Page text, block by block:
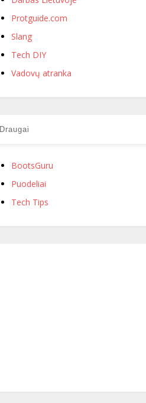
Protguide.com
Slang
Tech DIY
Vadovų atranka
Draugai
BootsGuru
Puodeliai
Tech Tips